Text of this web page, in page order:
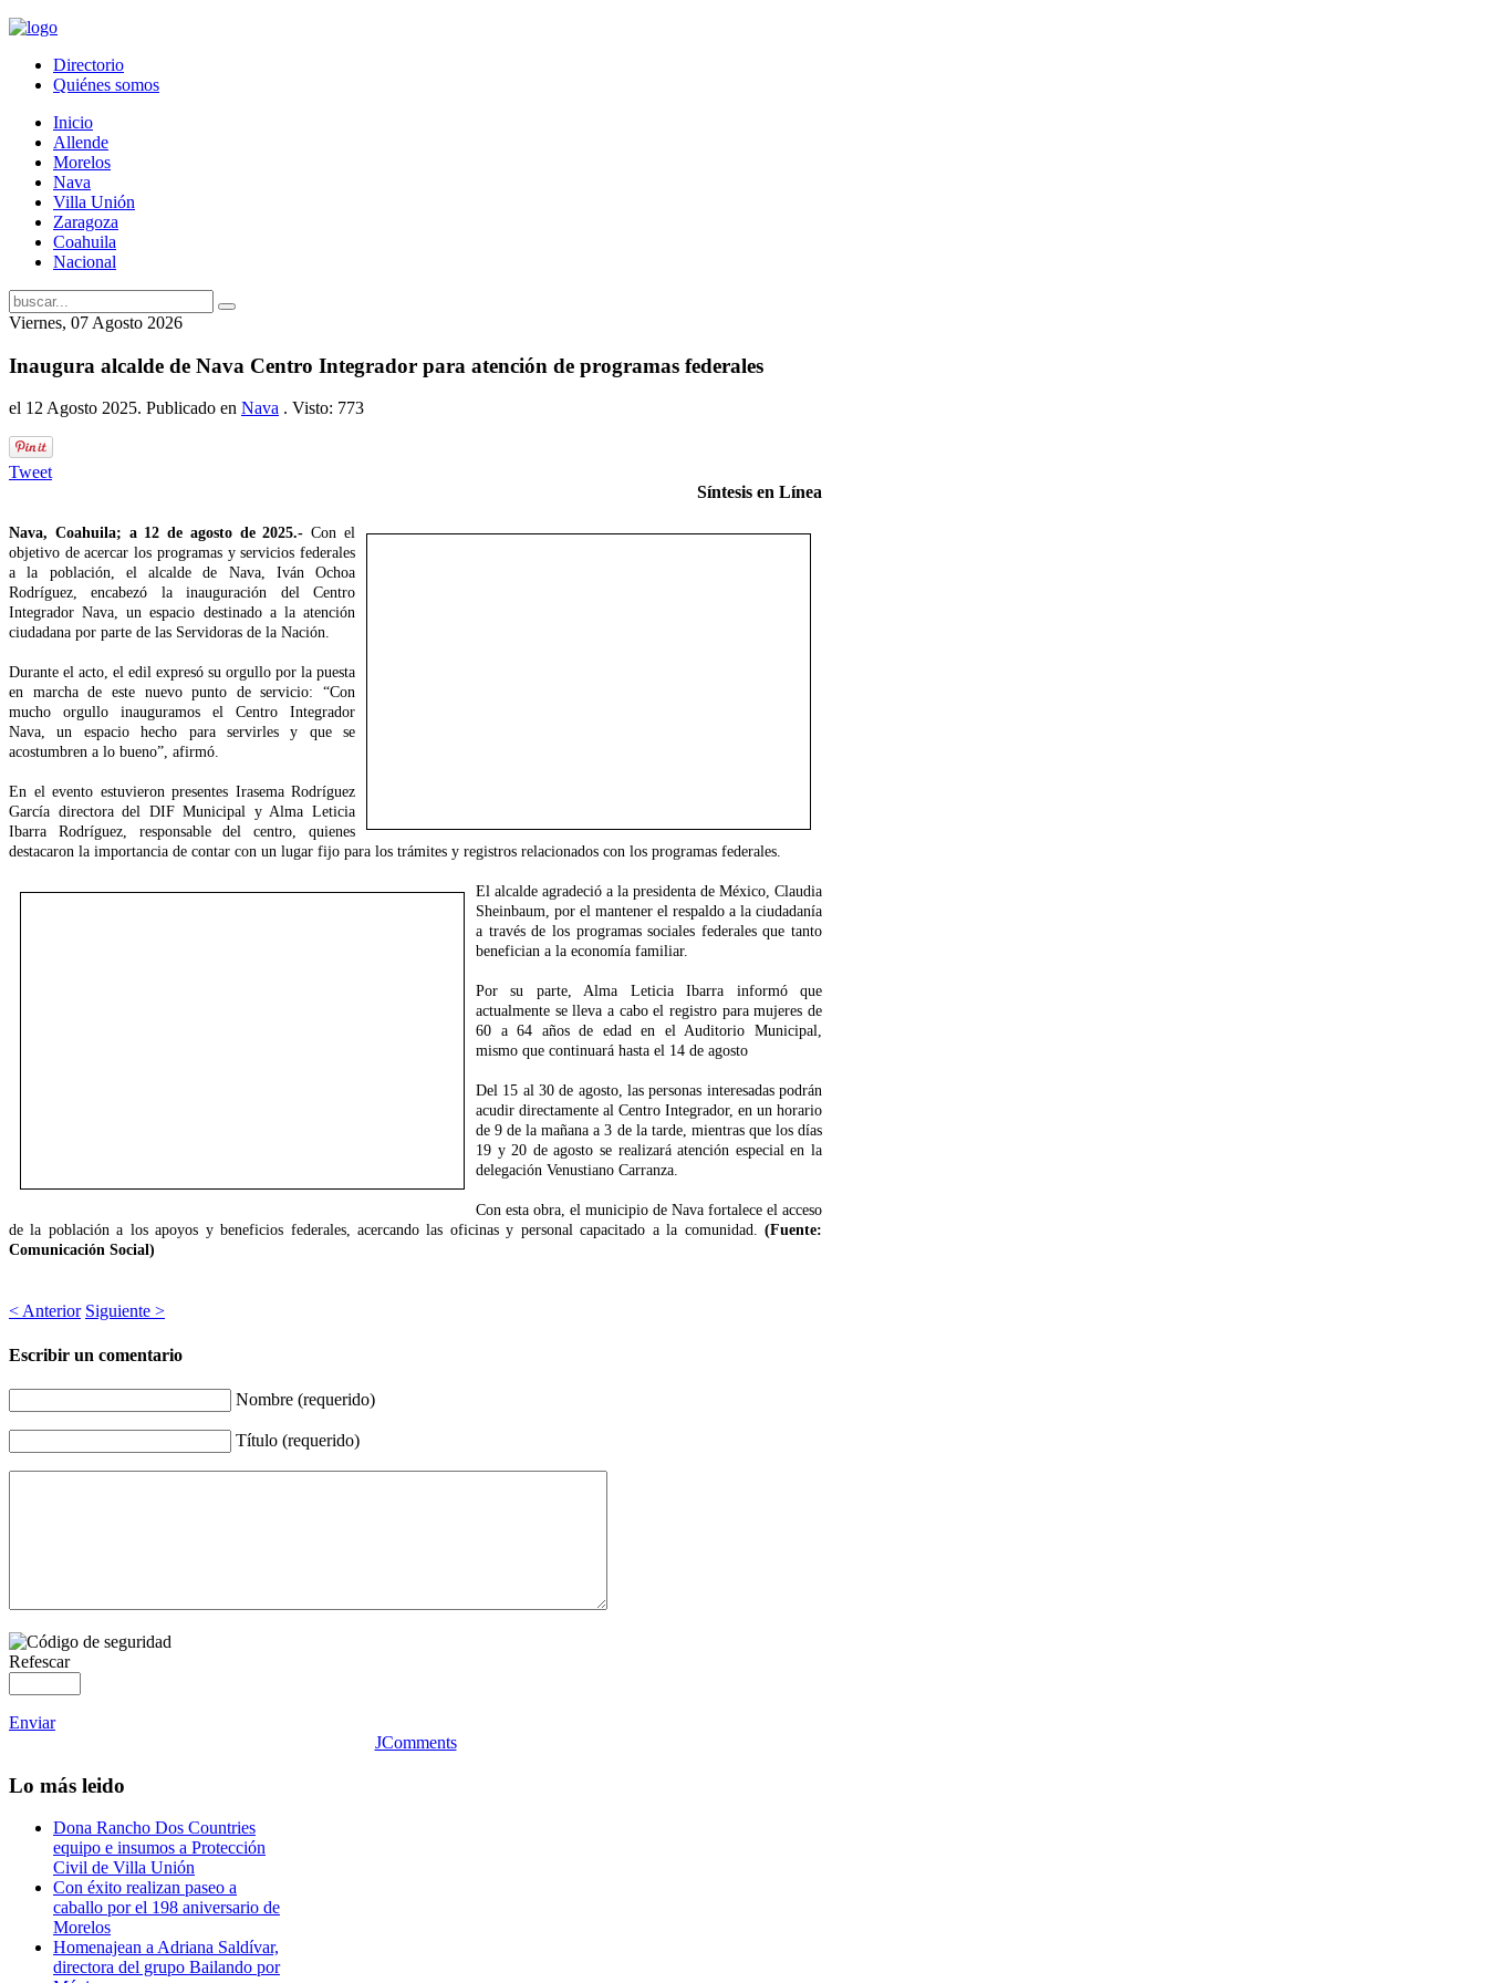
Directorio
Quiénes somos
Inicio
Allende
Morelos
Nava
Villa Unión
Zaragoza
Coahuila
Nacional
Viernes, 07 Agosto 2026
Inaugura alcalde de Nava Centro Integrador para atención de programas federales
el 12 Agosto 2025. Publicado en Nava . Visto: 773
Tweet
Síntesis en Línea
Nava, Coahuila; a 12 de agosto de 2025.-Con el
objetivo de acercar los programas y servicios federales
a la población, el alcalde de Nava, Iván Ochoa
Rodríguez, encabezó la inauguración del Centro
Integrador Nava, un espacio destinado a la atención
ciudadana por parte de las Servidoras de la Nación.
Durante el acto, el edil expresó su orgullo por la puesta
en marcha de este nuevo punto de servicio: “Con
mucho orgullo inauguramos el Centro Integrador
Nava, un espacio hecho para servirles y que se
acostumbren a lo bueno”, afirmó.
En el evento estuvieron presentes Irasema Rodríguez
García directora del DIF Municipal y Alma Leticia
Ibarra Rodríguez, responsable del centro, quienes
destacaron la importancia de contar con un lugar fijo para los trámites y registros relacionados con los programas federales.
El alcalde agradeció a la presidenta de México, Claudia
Sheinbaum, por el mantener el respaldo a la ciudadanía
a través de los programas sociales federales que tanto
benefician a la economía familiar.
Por su parte, Alma Leticia Ibarra informó que
actualmente se lleva a cabo el registro para mujeres de
60 a 64 años de edad en el Auditorio Municipal,
mismo que continuará hasta el 14 de agosto
Del 15 al 30 de agosto, las personas interesadas podrán
acudir directamente al Centro Integrador, en un horario
de 9 de la mañana a 3 de la tarde, mientras que los días
19 y 20 de agosto se realizará atención especial en la
delegación Venustiano Carranza.
Con esta obra, el municipio de Nava fortalece el acceso
de la población a los apoyos y beneficios federales, acercando las oficinas y personal capacitado a la comunidad. (Fuente:
Comunicación Social)
< Anterior Siguiente >
Escribir un comentario
Nombre (requerido)
Título (requerido)
Refescar
Enviar
JComments
Lo más leido
Dona Rancho Dos Countries
equipo e insumos a Protección
Civil de Villa Unión
Con éxito realizan paseo a
caballo por el 198 aniversario de
Morelos
Homenajean a Adriana Saldívar,
directora del grupo Bailando por